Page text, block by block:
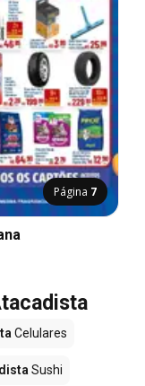
Página 7
Celulares
Sushi